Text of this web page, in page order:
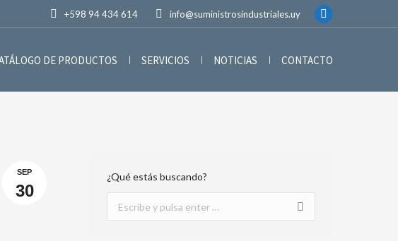
+598 94 434 614 info@suministrosindustriales.uy
DE PRODUCTOS SERVICIOS NOTICIAS CONTACTO
SEP
30
¿Qué estás buscando?